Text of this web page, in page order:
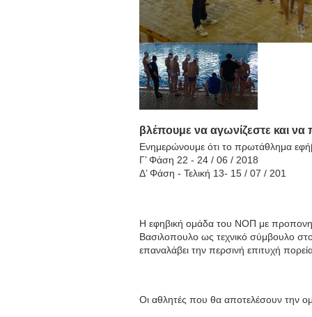
βλέπουμε να αγωνίζεστε και να
Ενημερώνουμε ότι το πρωτάθλημα
Γ’ Φάση 22 - 24 / 06 / 2018
Δ’ Φάση - Τελική 13- 15 / 07 / 201
Η εφηβική ομάδα του ΝΟΠ με
Βασιλοπουλο ως τεχνικό σύμβουλο
επαναλάβει την περσινή επιτυχή
Οι αθλητές που θα αποτελέσουν την